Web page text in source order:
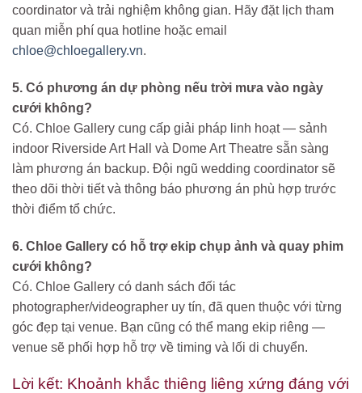
coordinator và trải nghiệm không gian. Hãy đặt lịch tham
quan miễn phí qua hotline hoặc email
chloe@chloegallery.vn.
5. Có phương án dự phòng nếu trời mưa vào ngày
cưới không?
Có. Chloe Gallery cung cấp giải pháp linh hoạt — sảnh
indoor Riverside Art Hall và Dome Art Theatre sẵn sàng
làm phương án backup. Đội ngũ wedding coordinator sẽ
theo dõi thời tiết và thông báo phương án phù hợp trước
thời điểm tổ chức.
6. Chloe Gallery có hỗ trợ ekip chụp ảnh và quay phim
cưới không?
Có. Chloe Gallery có danh sách đối tác
photographer/videographer uy tín, đã quen thuộc với từng
góc đẹp tại venue. Bạn cũng có thể mang ekip riêng —
venue sẽ phối hợp hỗ trợ về timing và lối di chuyển.
Lời kết: Khoảnh khắc thiêng liêng xứng đáng với